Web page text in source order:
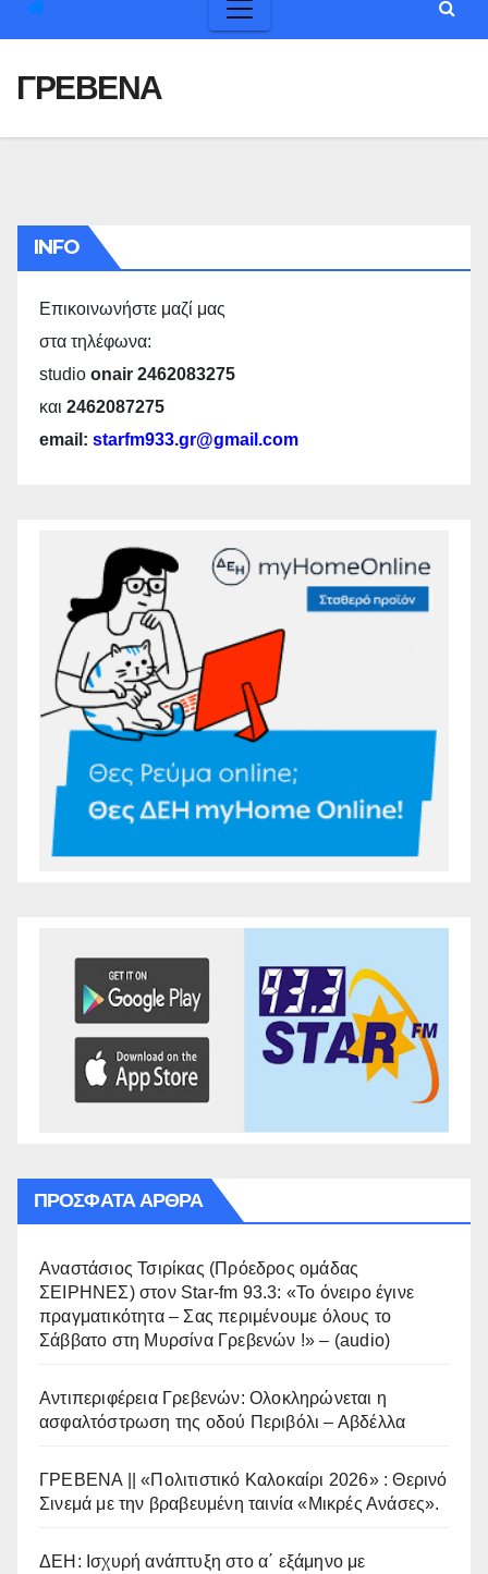
ΓΡΕΒΕΝΑ
INFO
Επικοινωνήστε μαζί μας
στα τηλέφωνα:
studio onair 2462083275
και 2462087275
email: starfm933.gr@gmail.com
ΠΡΌΣΦΑΤΑ ΆΡΘΡΑ
Αναστάσιος Τσιρίκας (Πρόεδρος ομάδας
ΣΕΙΡΗΝΕΣ) στον Star-fm 93.3: «Το όνειρο έγινε
πραγματικότητα – Σας περιμένουμε όλους το
Σάββατο στη Μυρσίνα Γρεβενών !» – (audio)
Αντιπεριφέρεια Γρεβενών: Ολοκληρώνεται η
ασφαλτόστρωση της οδού Περιβόλι – Αβδέλλα
ΓΡΕΒΕΝΑ || «Πολιτιστικό Καλοκαίρι 2026» : Θερινό
Σινεμά με την βραβευμένη ταινία «Μικρές Ανάσες».
ΔΕΗ: Ισχυρή ανάπτυξη στο α΄ εξάμηνο με